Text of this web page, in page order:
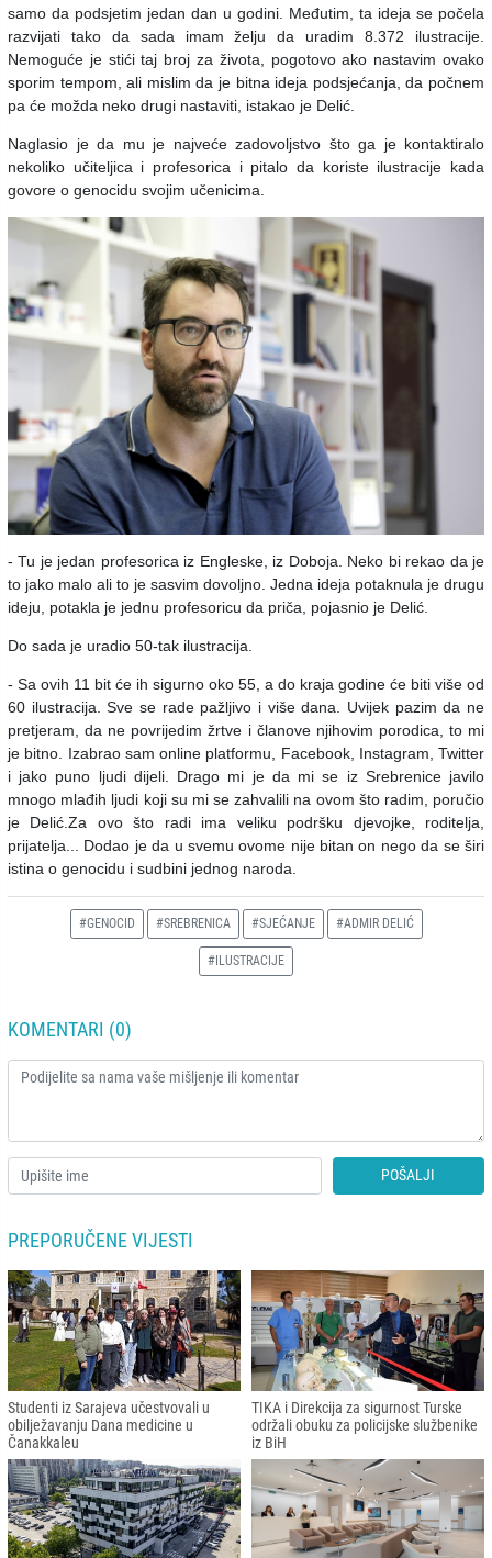
samo da podsjetim jedan dan u godini. Međutim, ta ideja se počela
razvijati tako da sada imam želju da uradim 8.372 ilustracije.
Nemoguće je stići taj broj za života, pogotovo ako nastavim ovako
sporim tempom, ali mislim da je bitna ideja podsjećanja, da počnem
pa će možda neko drugi nastaviti, istakao je Delić.
Naglasio je da mu je najveće zadovoljstvo što ga je kontaktiralo
nekoliko učiteljica i profesorica i pitalo da koriste ilustracije kada
govore o genocidu svojim učenicima.
- Tu je jedan profesorica iz Engleske, iz Doboja. Neko bi rekao da je
to jako malo ali to je sasvim dovoljno. Jedna ideja potaknula je drugu
ideju, potakla je jednu profesoricu da priča, pojasnio je Delić.
Do sada je uradio 50-tak ilustracija.
- Sa ovih 11 bit će ih sigurno oko 55, a do kraja godine će biti više od
60 ilustracija. Sve se rade pažljivo i više dana. Uvijek pazim da ne
pretjeram, da ne povrijedim žrtve i članove njihovim porodica, to mi
je bitno. Izabrao sam online platformu, Facebook, Instagram, Twitter
i jako puno ljudi dijeli. Drago mi je da mi se iz Srebrenice javilo
mnogo mlađih ljudi koji su mi se zahvalili na ovom što radim, poručio
je Delić.Za ovo što radi ima veliku podršku djevojke, roditelja,
prijatelja... Dodao je da u svemu ovome nije bitan on nego da se širi
istina o genocidu i sudbini jednog naroda.
#GENOCID #SREBRENICA #SJEĆANJE #ADMIR DELIĆ
#ILUSTRACIJE
KOMENTARI (0)
POŠALJI
PREPORUČENE VIJESTI
Studenti iz Sarajeva učestvovali u
obilježavanju Dana medicine u
Čanakkaleu
TIKA i Direkcija za sigurnost Turske
održali obuku za policijske službenike
iz BiH